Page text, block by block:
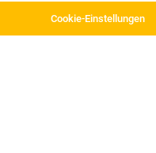
Cookie-Einstellungen